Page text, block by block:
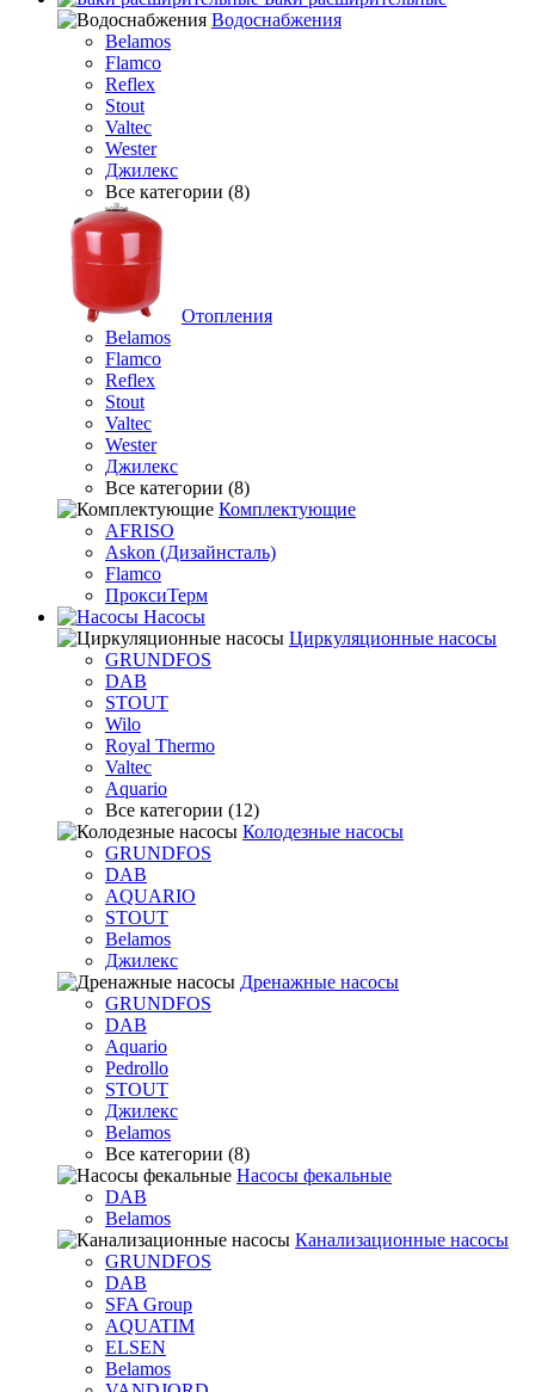
Водоснабжения
Belamos
Flamco
Reflex
Stout
Valtec
Wester
Джилекс
Все категории (8)
Отопления
Belamos
Flamco
Reflex
Stout
Valtec
Wester
Джилекс
Все категории (8)
Комплектующие
AFRISO
Askon (Дизайнсталь)
Flamco
ПроксиТерм
Насосы
Циркуляционные насосы
GRUNDFOS
DAB
STOUT
Wilo
Royal Thermo
Valtec
Aquario
Все категории (12)
Колодезные насосы
GRUNDFOS
DAB
AQUARIO
STOUT
Belamos
Джилекс
Дренажные насосы
GRUNDFOS
DAB
Aquario
Pedrollo
STOUT
Джилекс
Belamos
Все категории (8)
Насосы фекальные
DAB
Belamos
Канализационные насосы
GRUNDFOS
DAB
SFA Group
AQUATIM
ELSEN
Belamos